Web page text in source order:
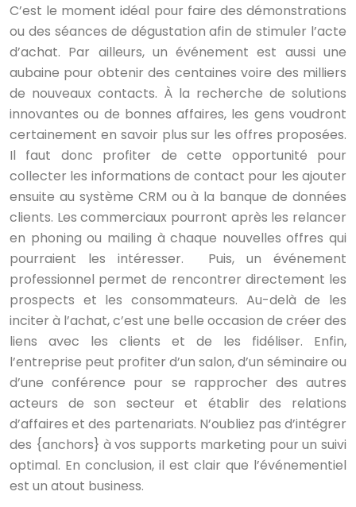
C’est le moment idéal pour faire des démonstrations
ou des séances de dégustation afin de stimuler l’acte
d’achat. Par ailleurs, un événement est aussi une
aubaine pour obtenir des centaines voire des milliers
de nouveaux contacts. À la recherche de solutions
innovantes ou de bonnes affaires, les gens voudront
certainement en savoir plus sur les offres proposées.
Il faut donc profiter de cette opportunité pour
collecter les informations de contact pour les ajouter
ensuite au système CRM ou à la banque de données
clients. Les commerciaux pourront après les relancer
en phoning ou mailing à chaque nouvelles offres qui
pourraient les intéresser. Puis, un événement
professionnel permet de rencontrer directement les
prospects et les consommateurs. Au-delà de les
inciter à l’achat, c’est une belle occasion de créer des
liens avec les clients et de les fidéliser. Enfin,
l’entreprise peut profiter d’un salon, d’un séminaire ou
d’une conférence pour se rapprocher des autres
acteurs de son secteur et établir des relations
d’affaires et des partenariats. N’oubliez pas d’intégrer
des {anchors} à vos supports marketing pour un suivi
optimal. En conclusion, il est clair que l’événementiel
est un atout business.